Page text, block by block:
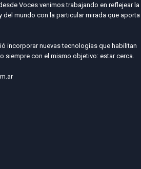
Voces venimos trabajando en reflejear la
del mundo con la particular mirada que aporta
incorporar nuevas tecnologías que habilitan
siempre con el mismo objetivo: estar cerca.